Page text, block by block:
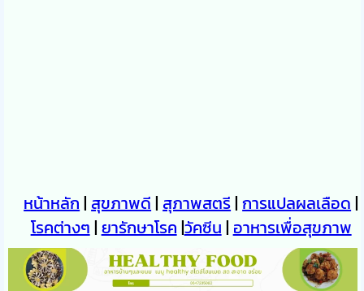
หน้าหลัก | สุขภาพดี | สุภาพสตรี|การแปลผลเลือด |
โรคต่างๆ | ยารักษาโรค |วัคซีน | อาหารเพื่อสุขภาพ